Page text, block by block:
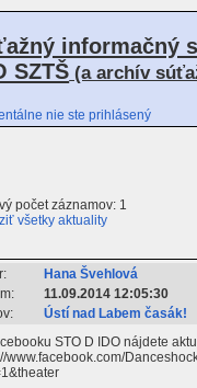
informačný
SZTŠ (a archív
nie ste prihlásený
počet záznamov: 1
všetky aktuality
Hana Švehlová
11.09.2014 12:05:30
Ústí nad Labem časák!
STO D IDO nájdete
www.facebook.com/